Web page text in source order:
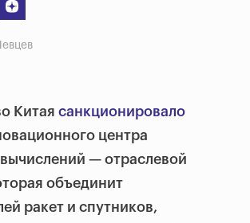
Китая санкционировало
центра
— отраслевой
объединит
ракет и спутников,